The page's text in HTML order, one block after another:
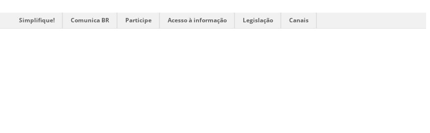
Simplifique! Comunica BR Participe Acesso à informação Legislação Canais